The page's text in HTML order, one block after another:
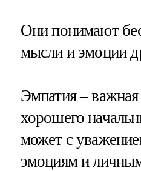
Они понимают
мысли и эмоции
Эмпатия –
хорошего
может с
эмоциям и